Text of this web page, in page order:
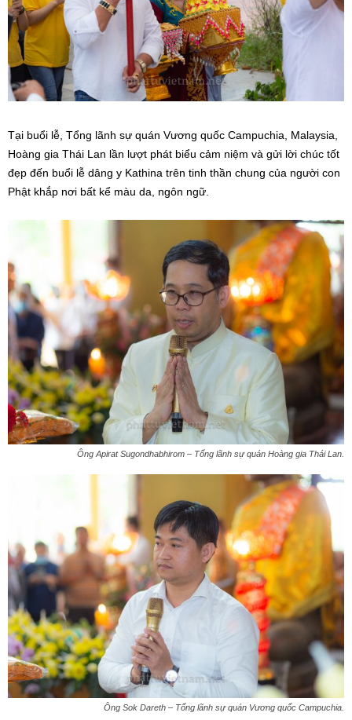
Tại buổi lễ, Tổng lãnh sự quán Vương quốc Campuchia, Malaysia,
Hoàng gia Thái Lan lần lượt phát biểu cảm niệm và gửi lời chúc tốt
đẹp đến buổi lễ dâng y Kathina trên tinh thần chung của người con
Phật khắp nơi bất kể màu da, ngôn ngữ.
Ông Apirat Sugondhabhirom – Tổng lãnh sự quán Hoàng gia Thái Lan.
Ông Sok Dareth – Tổng lãnh sự quán Vương quốc Campuchia.